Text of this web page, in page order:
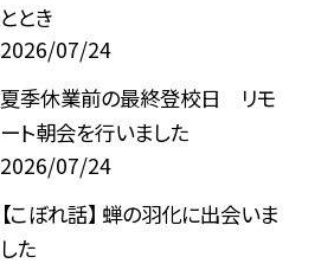
ととき
2026/07/24
夏季休業前の最終登校日 リモ
ート朝会を行いました
2026/07/24
【こぼれ話】 蝉の羽化に出会いま
した